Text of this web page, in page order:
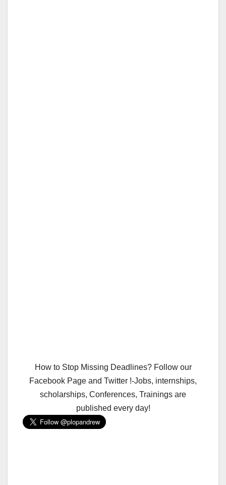
How to Stop Missing Deadlines? Follow our
Facebook Page and Twitter !-Jobs, internships,
scholarships, Conferences, Trainings are
published every day!